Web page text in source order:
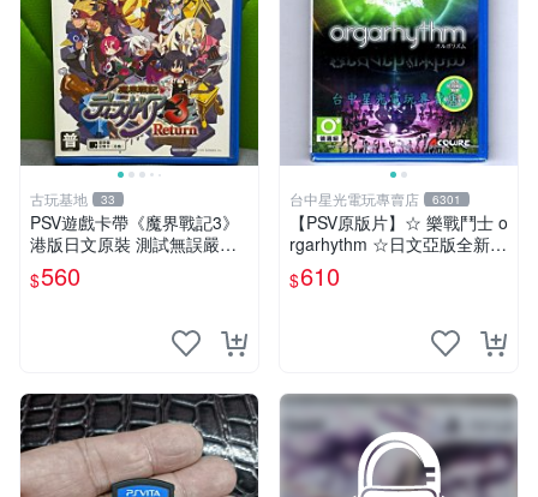
古玩基地 33
PSV遊戲卡帶《魔界戰記3》
港版日文原裝 測試無誤嚴選
商品 成色如圖請斟酌 買家自
負拍後無條件支持 遊戲本體
$560
台中星光電玩專賣店 6301
【PSV原版片】☆ 樂戰鬥士 o
rgarhythm ☆日文亞版全新品
【內含初回限定特典】台中星
光電玩
$610